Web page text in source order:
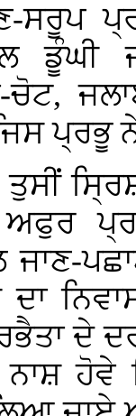
ਸਰੂਪ
ਡੂੰਘੀ
ਚੋਟ,
ਪ੍ਰਭੂ
ਜਾਣ-
ਦੇ
ਨਾਸ਼